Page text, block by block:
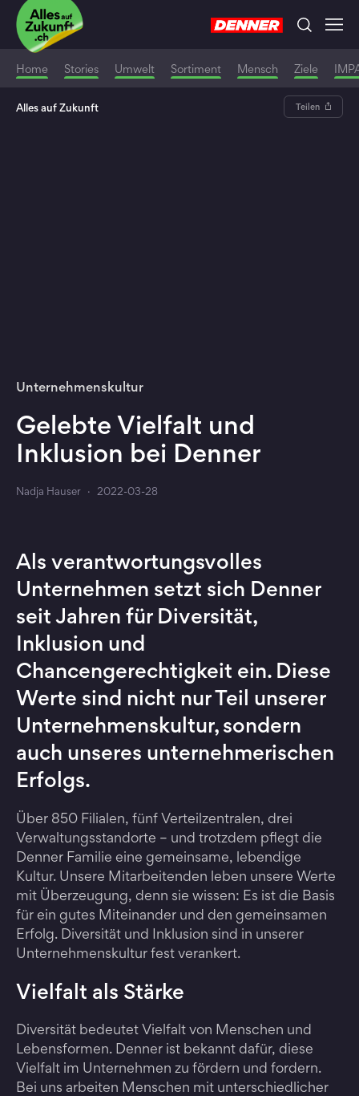
Home Stories Umwelt Sortiment Mensch Ziele
Alles auf Zukunft Teilen
Unternehmenskultur
Gelebte Vielfalt und
Inklusion bei Denner
Nadja Hauser · 2022-03-28
Als verantwortungsvolles
Unternehmen setzt sich Denner
seit Jahren für Diversität,
Inklusion und
Chancengerechtigkeit ein. Diese
Werte sind nicht nur Teil unserer
Unternehmenskultur, sondern
auch unseres unternehmerischen
Erfolgs.
Über 850 Filialen, fünf Verteilzentralen, drei
Verwaltungsstandorte – und trotzdem pflegt die
Denner Familie eine gemeinsame, lebendige
Kultur. Unsere Mitarbeitenden leben unsere Werte
mit Überzeugung, denn sie wissen: Es ist die Basis
für ein gutes Miteinander und den gemeinsamen
Erfolg. Diversität und Inklusion sind in unserer
Unternehmenskultur fest verankert.
Vielfalt als Stärke
Diversität bedeutet Vielfalt von Menschen und
Lebensformen. Denner ist bekannt dafür, diese
Vielfalt im Unternehmen zu fördern und fordern.
Bei uns arbeiten Menschen mit unterschiedlicher